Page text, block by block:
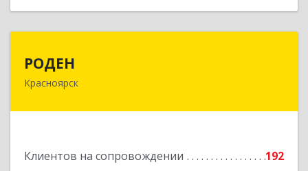
РОДЕН
Красноярск
Клиентов на сопровождении
192
660064, Красноярский край, Красноярск г, им